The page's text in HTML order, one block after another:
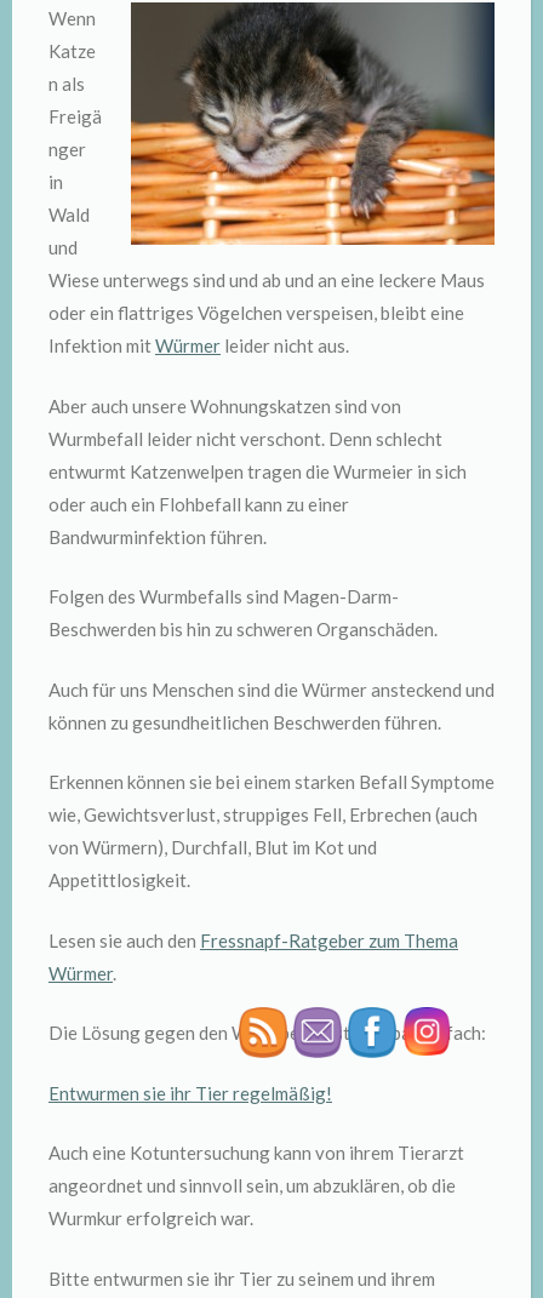
Wenn
Katze
n als
Freigä
nger
in
Wald
und
Wiese unterwegs sind und ab und an eine leckere Maus
oder ein flattriges Vögelchen verspeisen, bleibt eine
Infektion mitWürmer leider nicht aus.
Aber auch unsere Wohnungskatzen sind von
Wurmbefall leider nicht verschont. Denn schlecht
entwurmt Katzenwelpen tragen die Wurmeier in sich
oder auch ein Flohbefall kann zu einer
Bandwurminfektion führen.
Folgen des Wurmbefalls sind Magen-Darm-
Beschwerden bis hin zu schweren Organschäden.
Auch für uns Menschen sind die Würmer ansteckend und
können zu gesundheitlichen Beschwerden führen.
Erkennen können sie bei einem starken Befall Symptome
wie, Gewichtsverlust, struppiges Fell, Erbrechen (auch
von Würmern), Durchfall, Blut im Kot und
Appetittlosigkeit.
Lesen sie auch den Fressnapf-Ratgeber zum Thema
Würmer.
Die Lösung gegen den Wurmbefall ist denkbar einfach:
Entwurmen sie ihr Tier regelmäßig!
Auch eine Kotuntersuchung kann von ihrem Tierarzt
angeordnet und sinnvoll sein, um abzuklären, ob die
Wurmkur erfolgreich war.
Bitte entwurmen sie ihr Tier zu seinem und ihrem